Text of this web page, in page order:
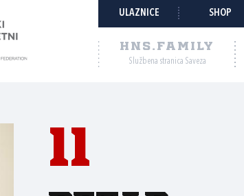
ULAZNICE SHOP
HNS.FAMILY
Službena stranica Saveza
11